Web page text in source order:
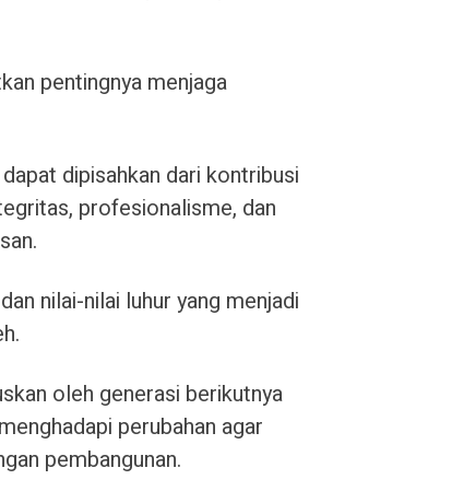
pentingnya menjaga
dipisahkan dari kontribusi
profesionalisme, dan
nilai-nilai luhur yang menjadi
oleh generasi berikutnya
perubahan agar
pembangunan.